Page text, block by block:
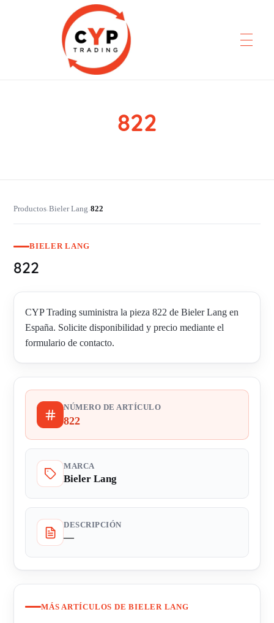
822
Productos›Bieler Lang›822
BIELER LANG
822
CYP Trading suministra la pieza 822 de Bieler Lang en
España. Solicite disponibilidad y precio mediante el
formulario de contacto.
NÚMERO DE ARTÍCULO
822
MARCA
Bieler Lang
DESCRIPCIÓN
—
MÁS ARTÍCULOS DE BIELER LANG